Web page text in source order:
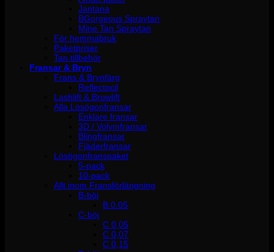
Jantana
BGorgeous Spraytan
Mine Tan Spraytan
För hemmabruk
Paketpriser
Tan tillbehör
Fransar & Bryn
Frans & Brynfärg
Reflectocil
Lashlift & Browlift
Alla Lösögonfransar
Enklare fransar
3D / Volymfransar
Blingfransar
Fjäderfransar
Lösögonfranspaket
5-pack
10-pack
Allt inom Fransförlängning
B-böj
B 0.05
C-böj
C 0,05
C 0,07
C 0,15